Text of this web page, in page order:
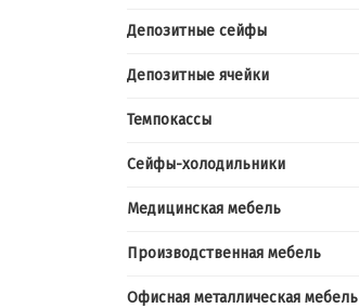
Депозитные сейфы
Депозитные ячейки
Темпокассы
Сейфы-холодильники
Медицинская мебель
Производственная мебель
Офисная металлическая мебель